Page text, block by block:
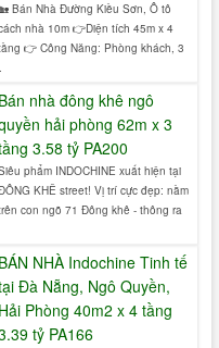
Bán Nhà Đường Kiều Sơn, Ô tô
nhà 10m 👉Diện tích 45m x 4
👉 Công Năng: Phòng khách, 3
Bán nhà đông khê ngô
hải phòng 62m x 3
3.58 tỷ PA200
phẩm INDOCHINE xuất hiện tại
KHÊ street! Vị trí cực đẹp: nằm
con ngõ 71 Đông khê - thông ra
BÁN NHÀ Indochine Tinh tế
Đà Nẵng, Ngô Quyền,
Hải Phòng 40m2 x 4 tầng
tỷ PA166